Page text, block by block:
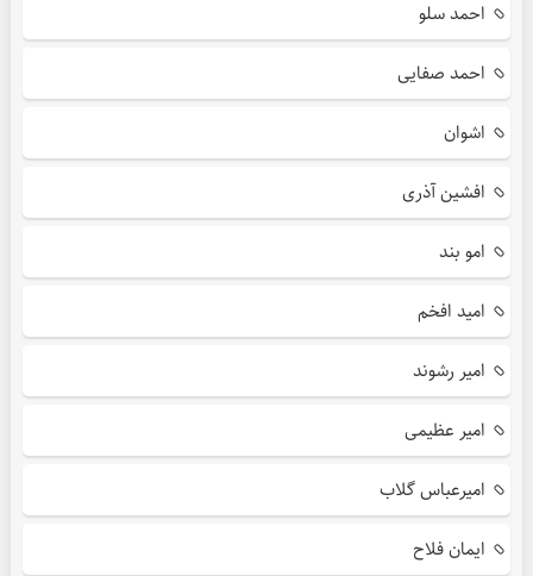
احمد سلو
احمد صفایی
اشوان
افشین آذری
امو بند
امید افخم
امیر رشوند
امیر عظیمی
امیرعباس گلاب
ایمان فلاح